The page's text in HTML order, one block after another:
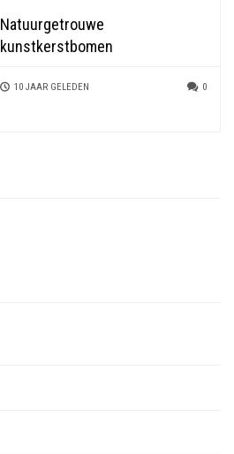
Natuurgetrouwe
kunstkerstbomen
10 JAAR GELEDEN 0